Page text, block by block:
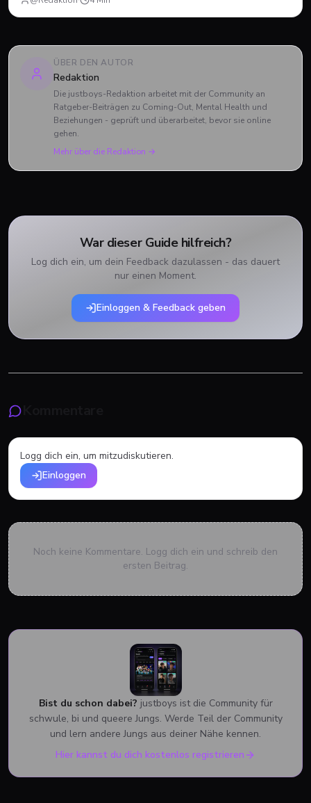
ÜBER DEN AUTOR
Redaktion
Die justboys-Redaktion arbeitet mit der Community an
Ratgeber-Beiträgen zu Coming-Out, Mental Health und
Beziehungen - geprüft und überarbeitet, bevor sie online
gehen.
Mehr über die Redaktion →
War dieser Guide hilfreich?
Log dich ein, um dein Feedback dazulassen - das dauert
nur einen Moment.
Einloggen & Feedback geben
Logg dich ein, um mitzudiskutieren.
Einloggen
Noch keine Kommentare. Logg dich ein und schreib den
ersten Beitrag.
Bist du schon dabei? justboys ist die Community für
schwule, bi und queere Jungs. Werde Teil der Community
und lern andere Jungs aus deiner Nähe kennen.
Hier kannst du dich kostenlos registrieren